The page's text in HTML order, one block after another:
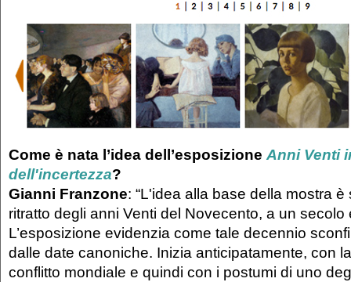
Come è nata l’idea dell’esposizione Anni Venti
dell'incertezza?
Gianni Franzone: “L'idea alla base della mostra è
ritratto degli anni Venti del Novecento, a un
L’esposizione evidenzia come tale decennio
dalle date canoniche. Inizia anticipatamente, con
conflitto mondiale e quindi con i postumi di uno